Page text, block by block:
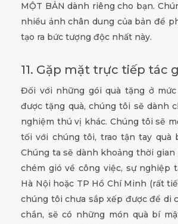
MỘT BẢN dành riêng cho bạn.
nhiều ảnh chân dung của bản để
tạo ra bức tượng độc nhất này.
11. Gặp mặt trực tiếp tác
Đối với những gói quà tặng ở mức
được tặng quà, chúng tôi sẽ dành
nghiệm thú vị khác. Chúng tôi sẽ
tối với chúng tôi, trao tận tay quà
Chúng ta sẽ dành khoảng thời gian
chém gió về công việc, sự nghiệp
Hà Nội hoặc TP Hồ Chí Minh (rất
chúng tôi chưa sắp xếp được để di
chắn, sẽ có những món quà bí